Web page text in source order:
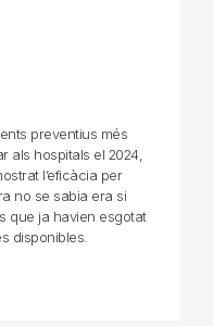
preventius més
als hospitals el 2024,
l’eficàcia per
no se sabia era si
que ja havien esgotat
disponibles.